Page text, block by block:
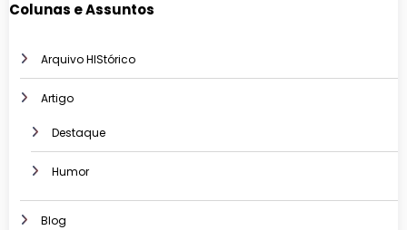
Colunas e Assuntos
Arquivo HIStórico
Artigo
Destaque
Humor
Blog